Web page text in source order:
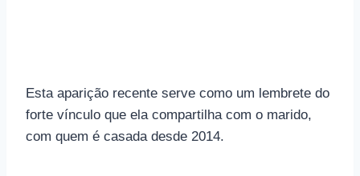
Esta aparição recente serve como um lembrete do
forte vínculo que ela compartilha com o marido,
com quem é casada desde 2014.